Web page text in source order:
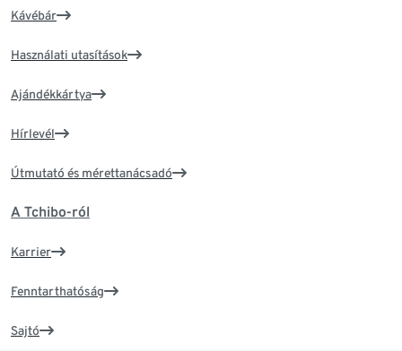
Kávébár
Használati utasítások
Ajándékkártya
Hírlevél
Útmutató és mérettanácsadó
A Tchibo-ról
Karrier
Fenntarthatóság
Sajtó